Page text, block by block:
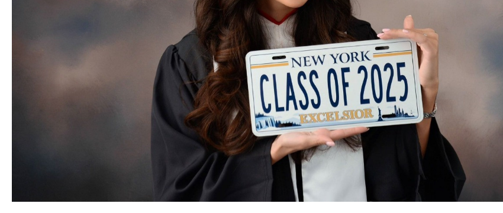
Yüksəliş hekayəsi
Zəfər Diasporu